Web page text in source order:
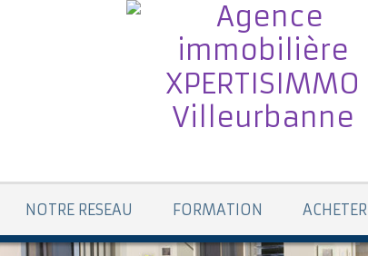
NOTRE RESEAU FORMATION ACHETER